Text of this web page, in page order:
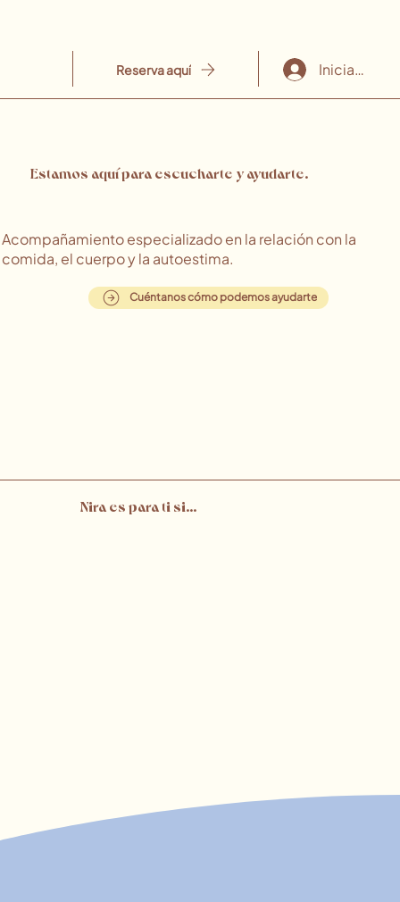
Reserva aquí Iniciar
Estamos aquí para escucharte y ayudarte.
Acompañamiento especializado en la relación con la
comida, el cuerpo y la autoestima.
Cuéntanos cómo podemos ayudarte
Nira es para ti si...